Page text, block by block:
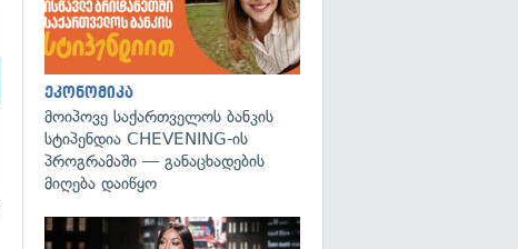
ეკონომიკა
მოიპოვე საქართველოს ბანკის
სტიპენდია CHEVENING-ის
პროგრამაში — განაცხადების
მიღება დაიწყო